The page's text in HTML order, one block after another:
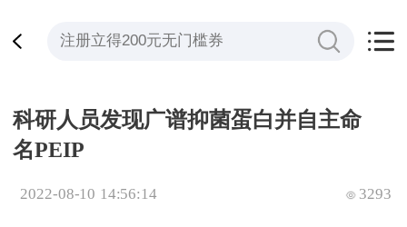
科研人员发现广谱抑菌蛋白并自主命
名PEIP
2022-08-10 14:56:14 3293